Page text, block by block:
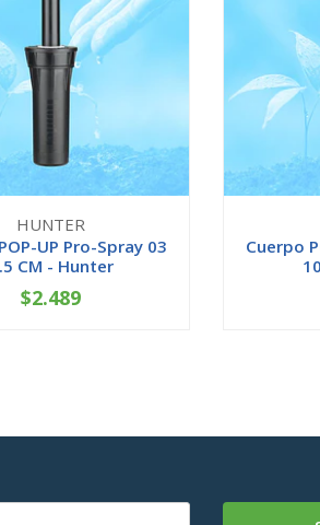
HUNTER
UP Pro-Spray 03
CM - Hunter
+
$2.489
Cuerpo